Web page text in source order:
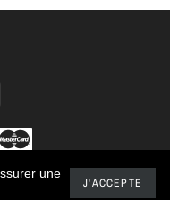
E. DEHILLERIN
une
J'ACCEPTE